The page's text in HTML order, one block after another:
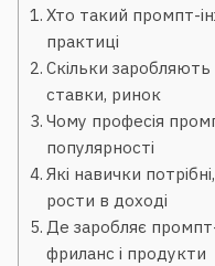
Хто такий промпт-
практиці
Скільки
ставки, ринок
Чому професія
популярності
Які навички
рости в доході
Де заробляє промпт-
фриланс і продукти